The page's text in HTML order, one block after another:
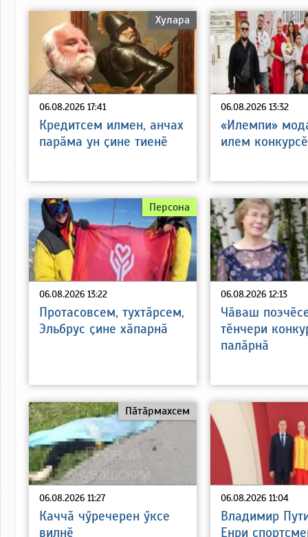
06.08.2026 17:41
Хулара
Кредитсем илмен, анчах
парӑма ун ҫине тиенӗ
06.08.2026 13:32
«Илемпи»
илем
06.08.2026 13:22
Персона
Протасовсем, тухтӑрсем,
Эльбрус ҫине хӑпарнӑ
06.08.2026 12:13
Чӑваш
тӗнчери
палӑрнӑ
06.08.2026 11:27
Пӑтӑрмахсем
Каччӑ чӳречерен ӳксе
вилнӗ
06.08.2026 11:04
Владимир
Енри